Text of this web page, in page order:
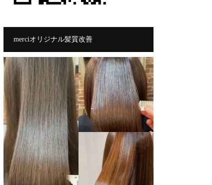
merciオリジナル髪質改善